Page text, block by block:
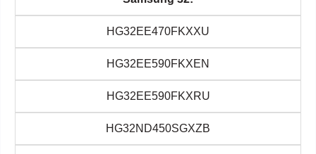
HG32EE470FKXXU
HG32EE590FKXEN
HG32EE590FKXRU
HG32ND450SGXZB